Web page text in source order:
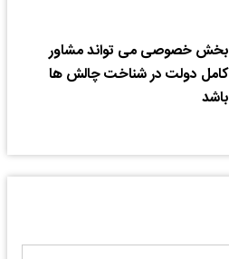
بخش خصوصی می تواند مشاور
کامل دولت در شناخت چالش ها
باشد